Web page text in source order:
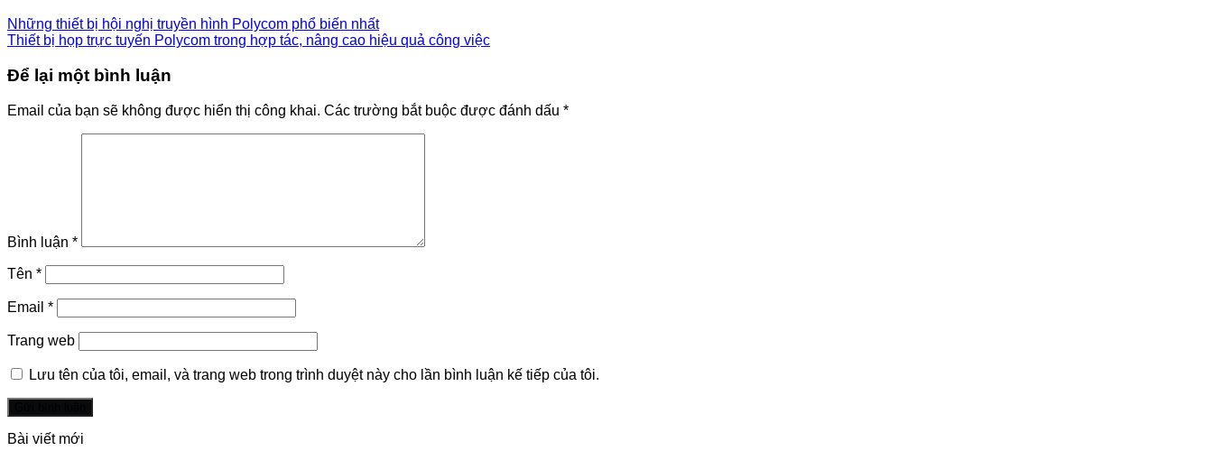
Những thiết bị hội nghị truyền hình Polycom phổ biến nhất
Thiết bị họp trực tuyến Polycom trong hợp tác, nâng cao hiệu quả công việc
Để lại một bình luận
Email của bạn sẽ không được hiển thị công khai. Các trường bắt buộc được đánh dấu *
Bình luận *
Tên *
Email *
Trang web
Lưu tên của tôi, email, và trang web trong trình duyệt này cho lần bình luận kế tiếp của tôi.
Bài viết mới